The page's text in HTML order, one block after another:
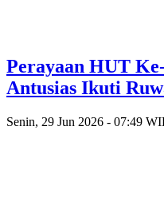
Perayaan HUT
Antusias Ikuti
Senin, 29 Jun 2026 - 07:49